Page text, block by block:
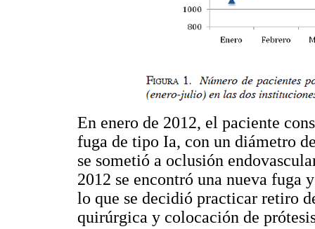
En enero de 2012, el paciente
fuga de tipo Ia, con un diámetro
se sometió a oclusión
2012 se encontró una nueva fuga
lo que se decidió practicar retiro
quirúrgica y colocación de